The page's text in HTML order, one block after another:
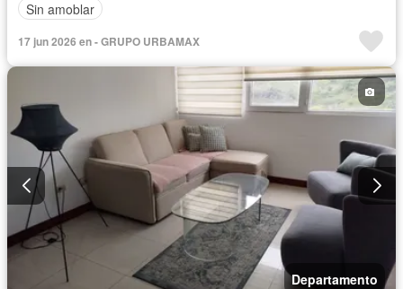
Sin amoblar
17 jun 2026 en - GRUPO URBAMAX
Departamento